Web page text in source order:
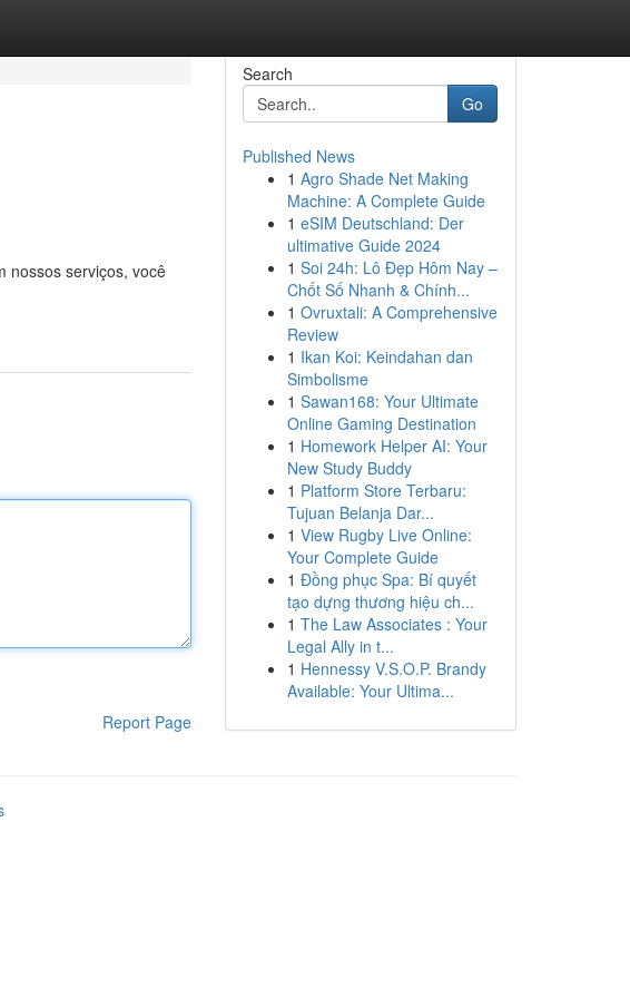
nossos serviços, você
Report Page
Search
Go
Published News
1 Agro Shade Net Making
Machine: A Complete Guide
1 eSIM Deutschland: Der
ultimative Guide 2024
1 Soi 24h: Lô Đẹp Hôm Nay –
Chốt Số Nhanh & Chính...
1 Ovruxtali: A Comprehensive
Review
1 Ikan Koi: Keindahan dan
Simbolisme
1 Sawan168: Your Ultimate
Online Gaming Destination
1 Homework Helper AI: Your
New Study Buddy
1 Platform Store Terbaru:
Tujuan Belanja Dar...
1 View Rugby Live Online:
Your Complete Guide
1 Đồng phục Spa: Bí quyết
tạo dựng thương hiệu ch...
1 The Law Associates : Your
Legal Ally in t...
1 Hennessy V.S.O.P. Brandy
Available: Your Ultima...